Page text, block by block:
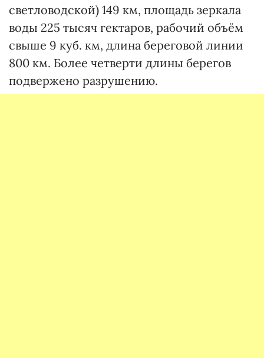
светловодской) 149 км, площадь зеркала
воды 225 тысяч гектаров, рабочий объём
свыше 9 куб. км, длина береговой линии
800 км. Более четверти длины берегов
подвержено разрушению.